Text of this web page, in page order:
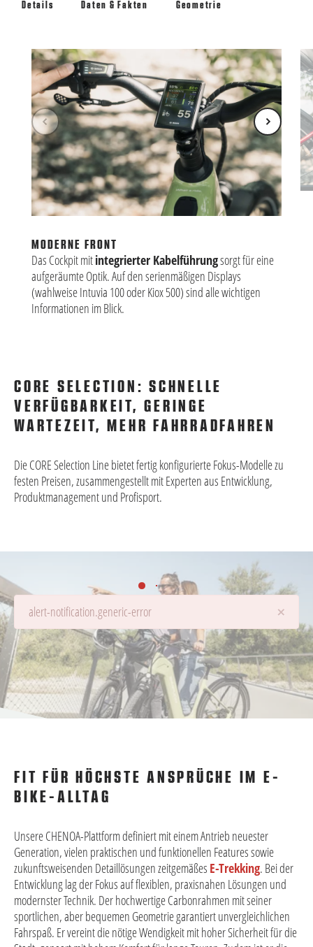
Details Daten & Fakten Geometrie
MODERNE FRONT
Das Cockpit mitintegrierter Kabelführungsorgt für eine
aufgeräumte Optik. Auf den serienmäßigen Displays
(wahlweise Intuvia 100 oder Kiox 500) sind alle wichtigen
Informationen im Blick.
CORE SELECTION: SCHNELLE
VERFÜGBARKEIT, GERINGE
WARTEZEIT, MEHR FAHRRADFAHREN
Die CORE Selection Line bietet fertig konfigurierte Fokus-Modelle zu
festen Preisen, zusammengestellt mit Experten aus Entwicklung,
Produktmanagement und Profisport.
×
alert-notification.generic-error
Details werden geladen...
FIT FÜR HÖCHSTE ANSPRÜCHE IM E-
BIKE-ALLTAG
Unsere CHENOA-Plattform definiert mit einem Antrieb neuester
Generation, vielen praktischen und funktionellen Features sowie
zukunftsweisenden Detaillösungen zeitgemäßes E-Trekking. Bei der
Entwicklung lag der Fokus auf flexiblen, praxisnahen Lösungen und
modernster Technik. Der hochwertige Carbonrahmen mit seiner
sportlichen, aber bequemen Geometrie garantiert unvergleichlichen
Fahrspaß. Er vereint die nötige Wendigkeit mit hoher Sicherheit für die